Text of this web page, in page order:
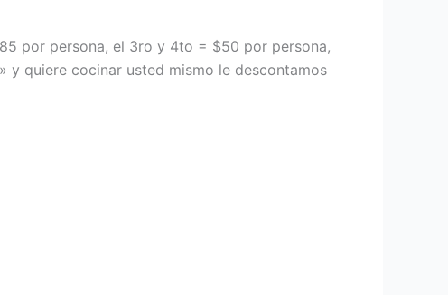
por persona, el 3ro y 4to = $50 por persona,
y quiere cocinar usted mismo le descontamos